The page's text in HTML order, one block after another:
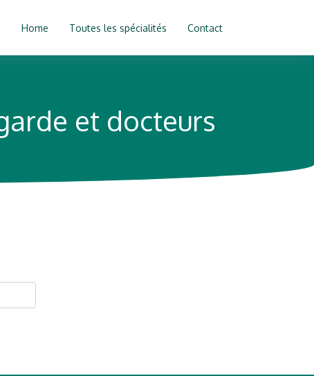
Home Toutes les spécialités Contact
et docteurs